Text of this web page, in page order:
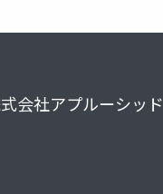
会社アプルーシッド